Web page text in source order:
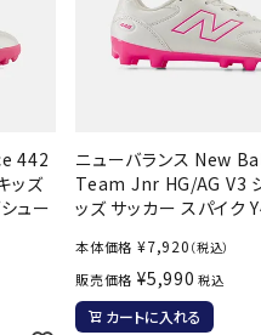
サッカーボー
フットサルボ
ウイメンズランニング
ジュニアランニング
サッカー・フットサルトレーニン
グシューズ
ジュニアサッカー・フットサルト
レーニングシューズ
野球スパイク・シューズ
少年野球スパイク・シューズ
CEP
HEAD
442
ッズ
ュー
ニューバランス New
Team Jnr HG/AG V3
ッズ サッカー スパイク
本体価格 ¥7,920 （税込）
販売価格 ¥5,990 税込
カートに入れる